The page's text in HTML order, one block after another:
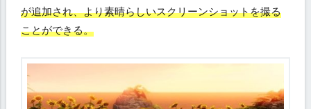
が追加され、より素晴らしいスクリーンショットを撮る
ことができる。